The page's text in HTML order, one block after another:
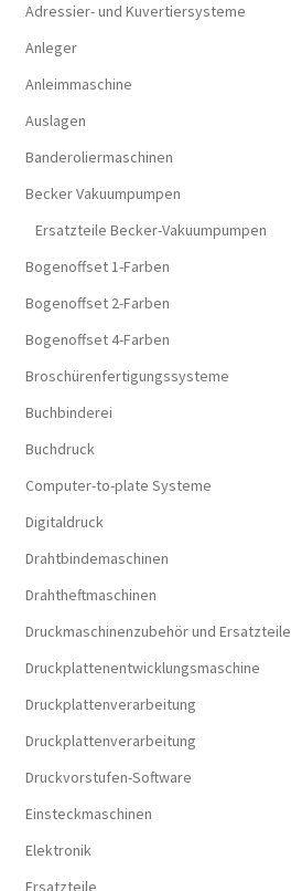
Adressier- und Kuvertiersysteme
Anleger
Anleimmaschine
Auslagen
Banderoliermaschinen
Becker Vakuumpumpen
Ersatzteile Becker-Vakuumpumpen
Bogenoffset 1-Farben
Bogenoffset 2-Farben
Bogenoffset 4-Farben
Broschürenfertigungssysteme
Buchbinderei
Buchdruck
Computer-to-plate Systeme
Digitaldruck
Drahtbindemaschinen
Drahtheftmaschinen
Druckmaschinenzubehör und Ersatzteile
Druckplattenentwicklungsmaschine
Druckplattenverarbeitung
Druckplattenverarbeitung
Druckvorstufen-Software
Einsteckmaschinen
Elektronik
Ersatzteile